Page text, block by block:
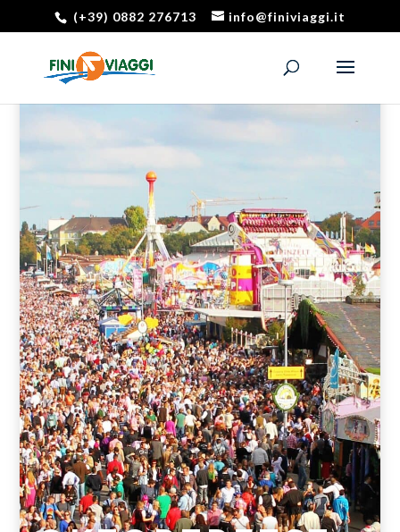
(+39) 0882 276713 info@finiviaggi.it